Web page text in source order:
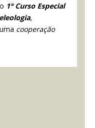
1° Curso Especial
,
cooperação